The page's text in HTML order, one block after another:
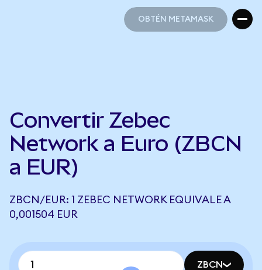
OBTÉN METAMASK
Convertir Zebec
Network a Euro (ZBCN
a EUR)
ZBCN/EUR: 1 ZEBEC NETWORK EQUIVALE A
0,001504 EUR
ZBCN